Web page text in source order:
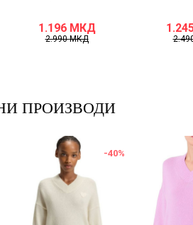
1.196 МКД
2.990МКД
ПРОИЗВОДИ
-40%